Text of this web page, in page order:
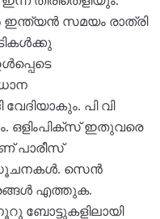
ഇന്ത്യൻ സമയം രാത്രി
പി വി
ഒളിംപിക്സ് ഇതുവരെ
പാരീസ്
സൂചനകള്‍. സെൻ
എത്തുക.
ബോട്ടുകളിലായി